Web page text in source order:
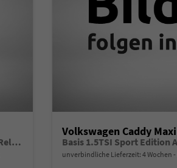
Basis 1.5TSI Sport Edition ACC Kam GV5 App AHK Reling
Volkswagen Caddy Maxi
unverbindliche Lieferzeit: 4 Wochen